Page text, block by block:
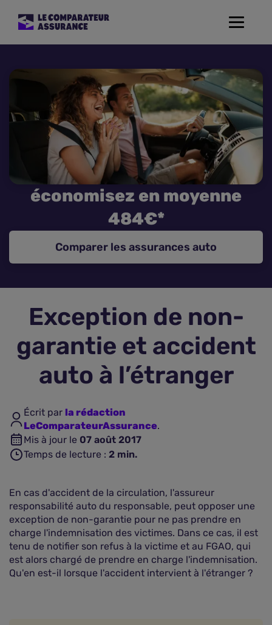
Toggle
Mutuelle Santé
Assurance Moto
Assurance Habitation
Assurance de prêt
Prévoyance
Assurance Animaux
économisez en moyenne
484€*
Comparer les assurances auto
Exception de non-
garantie et accident
auto à l’étranger
Écrit par la rédaction
LeComparateurAssurance.
Mis à jour le 07 août 2017
Temps de lecture : 2 min.
En cas d'accident de la circulation, l'assureur
responsabilité auto du responsable, peut opposer une
exception de non-garantie pour ne pas prendre en
charge l'indemnisation des victimes. Dans ce cas, il est
tenu de notifier son refus à la victime et au FGAO, qui
est alors chargé de prendre en charge l'indemnisation.
Qu'en est-il lorsque l'accident intervient à l'étranger ?